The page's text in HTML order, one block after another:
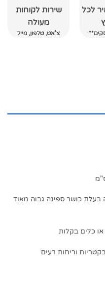
לכל
שירות לקוחות
מעולה
צ'אט, טלפון, מייל
כותנה טהורה בעלת כושר ספיגה גבוה מאוד
או כלים בקלות
וריחות רעים